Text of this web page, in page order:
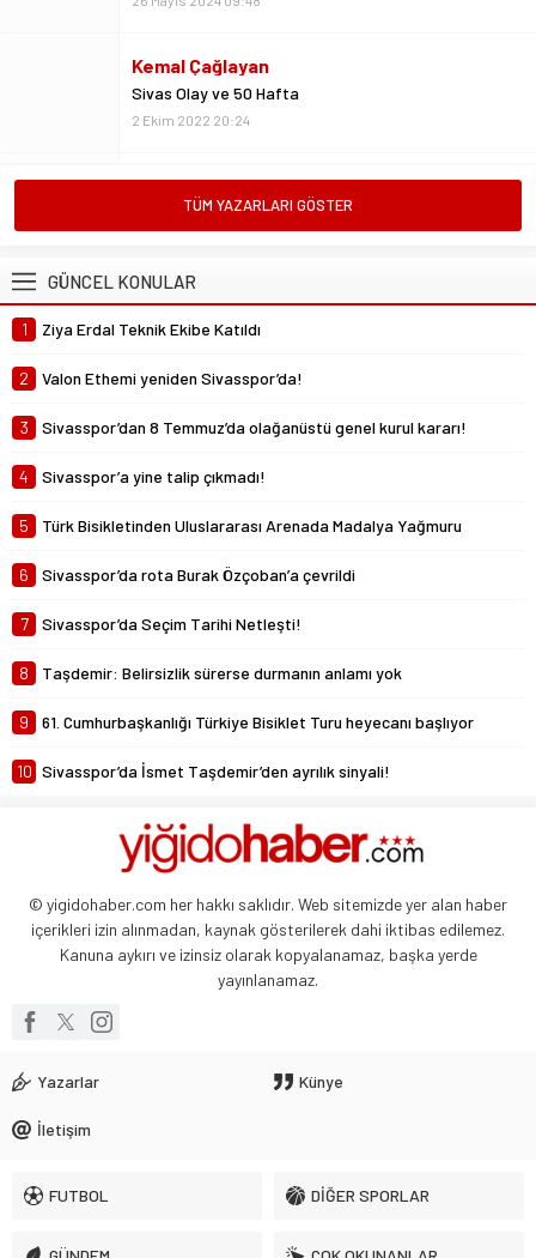
2 Ekim 2022 20:24
Metin Kulaksız
Vedalar da sevgidendir
26 Mayıs 2024 06:53
Mustafa Ateş
Böyle ayrılık olmaz
TÜM YAZARLARI GÖSTER
GÜNCEL KONULAR
1 Ziya Erdal Teknik Ekibe Katıldı
2 Valon Ethemi yeniden Sivasspor’da!
3 Sivasspor’dan 8 Temmuz’da olağanüstü genel kurul kararı!
4 Sivasspor’a yine talip çıkmadı!
5 Türk Bisikletinden Uluslararası Arenada Madalya Yağmuru
6 Sivasspor’da rota Burak Özçoban’a çevrildi
7 Sivasspor’da Seçim Tarihi Netleşti!
8 Taşdemir: Belirsizlik sürerse durmanın anlamı yok
9 61. Cumhurbaşkanlığı Türkiye Bisiklet Turu heyecanı başlıyor
10 Sivasspor’da İsmet Taşdemir’den ayrılık sinyali!
© yigidohaber.com her hakkı saklıdır. Web sitemizde yer alan haber
içerikleri izin alınmadan, kaynak gösterilerek dahi iktibas edilemez.
Kanuna aykırı ve izinsiz olarak kopyalanamaz, başka yerde
yayınlanamaz.
Yazarlar Künye
İletişim
FUTBOL DİĞER SPORLAR